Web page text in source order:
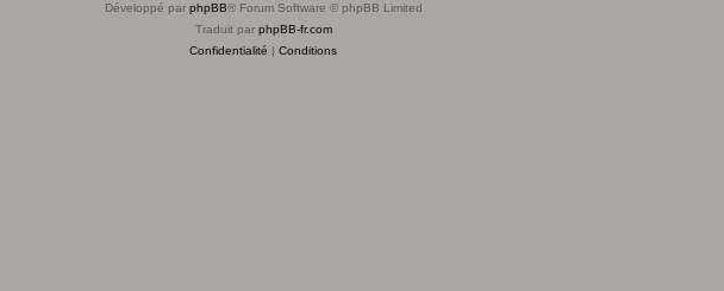
Développé par phpBB® Forum Software © phpBB Limited
Traduit par phpBB-fr.com
Confidentialité | Conditions